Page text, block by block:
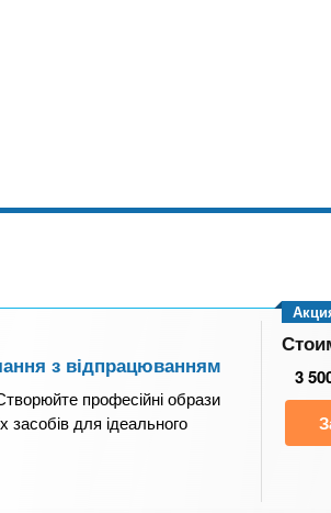
з відпрацюванням
професійні образи
засобів для ідеального
3